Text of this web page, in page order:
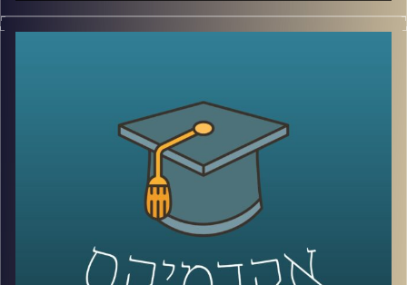
אחרי שנים של מלחמות פנימיות עקובות מדם בסודאן, ועם
נפילתו של הדיקטטור קולונל עומר אל בשיר, ששלט במדינה
הבכירים יוביל אותה בדרכה החדשה, הציתה שוב קרבות קשים
שקורעים את המדינה המפולגת מבפנים
אז למה כולם לאחרונה מדברים על סודאן ואיך זה קשור
כדי לשפוך אור על המצב בסודאן הצטרף אלינו ד"ר חיים קורן,
בית ספר לאודר לממשל, דיפלומטיה ואסטרטגיה, אוניברסיטת
לשעבר שגריר ישראל הראשון לדרום סודאן ומצרים.